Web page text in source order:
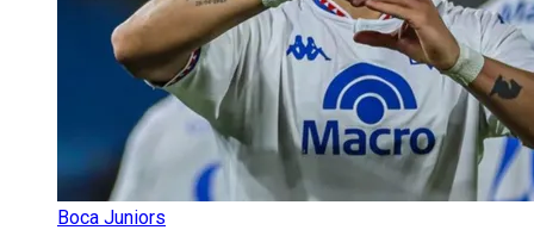
Boca Juniors